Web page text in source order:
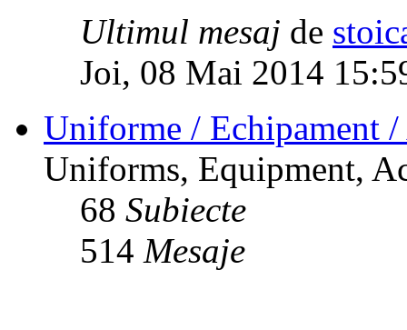
Ultimul mesaj de
Joi, 08 Mai 2014
Uniforme / Echipament
Uniforms, Equipment,
68 Subiecte
514 Mesaje